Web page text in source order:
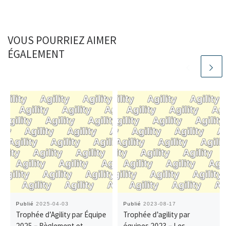
VOUS POURRIEZ AIMER
ÉGALEMENT
Publié 2025-04-03
Trophée d’Agility par Équipe
Publié 2023-08-17
Trophée d’agility par